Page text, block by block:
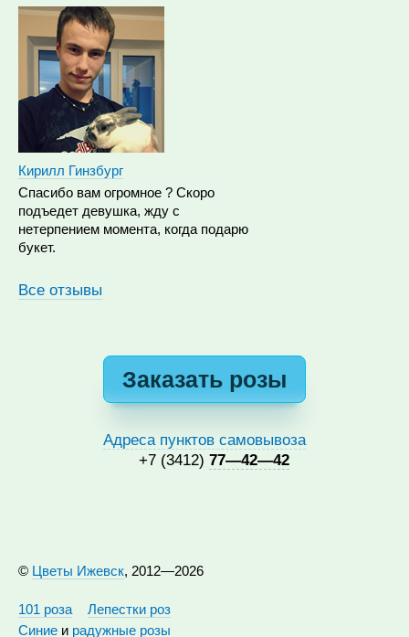
Кирилл Гинзбург
Спасибо вам огромное ? Скоро
подъедет девушка, жду с
нетерпением момента, когда подарю
букет.
Все отзывы
Заказать розы
Адреса пунктов самовывоза
+7 (3412) 77—42—42
© Цветы Ижевск, 2012—2026
101 роза
Лепестки роз
Синие и радужные розы